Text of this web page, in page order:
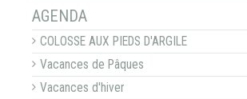
NAVIGATION
AGENDA
COLOSSE AUX PIEDS D'ARGILE
Vacances de Pâques
Vacances d'hiver